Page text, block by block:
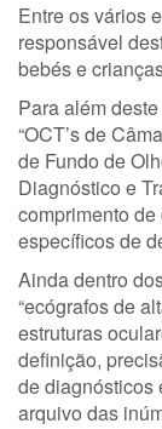
Entre os vários
responsável
bebés e
Para além
“OCT’s de
de Fundo de
Diagnóstico e
comprimento
específicos de
Ainda dentro
“ecógrafos de
estruturas
definição,
de diagnósticos
arquivo das